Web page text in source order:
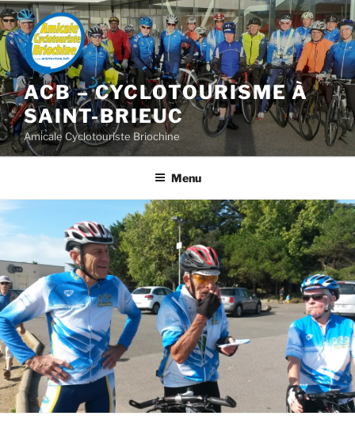
Aller
au
contenu
principal
ACB – CYCLOTOURISME À
SAINT-BRIEUC
Amicale Cyclotouriste Briochine
Menu